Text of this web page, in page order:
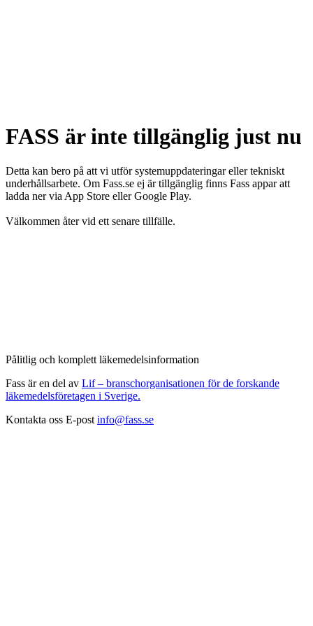
FASS är inte tillgänglig just nu
Detta kan bero på att vi utför systemuppdateringar eller tekniskt
underhållsarbete. Om Fass.se ej är tillgänglig finns Fass appar att
ladda ner via App Store eller Google Play.
Välkommen åter vid ett senare tillfälle.
Pålitlig och komplett läkemedelsinformation
Fass är en del av Lif – branschorganisationen för de forskande
läkemedelsföretagen i Sverige.
Kontakta oss E-post info@fass.se